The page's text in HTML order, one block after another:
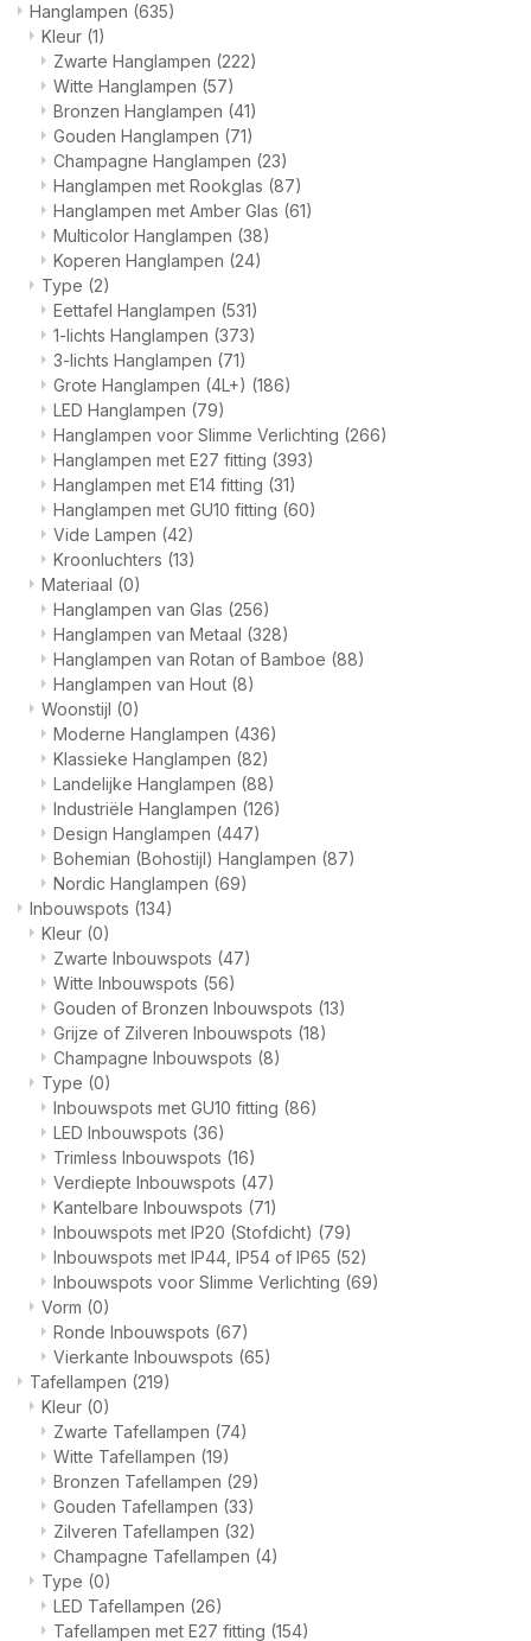
Hanglampen (635)
Kleur (1)
Zwarte Hanglampen (222)
Witte Hanglampen (57)
Bronzen Hanglampen (41)
Gouden Hanglampen (71)
Champagne Hanglampen (23)
Hanglampen met Rookglas (87)
Hanglampen met Amber Glas (61)
Multicolor Hanglampen (38)
Koperen Hanglampen (24)
Type (2)
Eettafel Hanglampen (531)
1-lichts Hanglampen (373)
3-lichts Hanglampen (71)
Grote Hanglampen (4L+) (186)
LED Hanglampen (79)
Hanglampen voor Slimme Verlichting (266)
Hanglampen met E27 fitting (393)
Hanglampen met E14 fitting (31)
Hanglampen met GU10 fitting (60)
Vide Lampen (42)
Kroonluchters (13)
Materiaal (0)
Hanglampen van Glas (256)
Hanglampen van Metaal (328)
Hanglampen van Rotan of Bamboe (88)
Hanglampen van Hout (8)
Woonstijl (0)
Moderne Hanglampen (436)
Klassieke Hanglampen (82)
Landelijke Hanglampen (88)
Industriële Hanglampen (126)
Design Hanglampen (447)
Bohemian (Bohostijl) Hanglampen (87)
Nordic Hanglampen (69)
Inbouwspots (134)
Kleur (0)
Zwarte Inbouwspots (47)
Witte Inbouwspots (56)
Gouden of Bronzen Inbouwspots (13)
Grijze of Zilveren Inbouwspots (18)
Champagne Inbouwspots (8)
Type (0)
Inbouwspots met GU10 fitting (86)
LED Inbouwspots (36)
Trimless Inbouwspots (16)
Verdiepte Inbouwspots (47)
Kantelbare Inbouwspots (71)
Inbouwspots met IP20 (Stofdicht) (79)
Inbouwspots met IP44, IP54 of IP65 (52)
Inbouwspots voor Slimme Verlichting (69)
Vorm (0)
Ronde Inbouwspots (67)
Vierkante Inbouwspots (65)
Tafellampen (219)
Kleur (0)
Zwarte Tafellampen (74)
Witte Tafellampen (19)
Bronzen Tafellampen (29)
Gouden Tafellampen (33)
Zilveren Tafellampen (32)
Champagne Tafellampen (4)
Type (0)
LED Tafellampen (26)
Tafellampen met E27 fitting (154)